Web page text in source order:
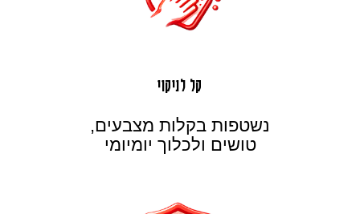
קל לניקוי
נשטפות בקלות מצבעים,
טושים ולכלוך יומיומי